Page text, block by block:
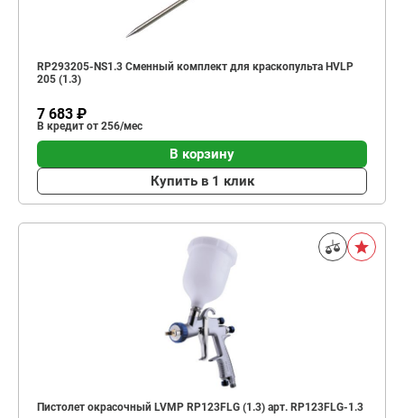
RP293205-NS1.3 Сменный комплект для краскопульта HVLP
205 (1.3)
7 683 ₽
В кредит от 256/мес
В корзину
Купить в 1 клик
Пистолет окрасочный LVMP RP123FLG (1.3) арт. RP123FLG-1.3